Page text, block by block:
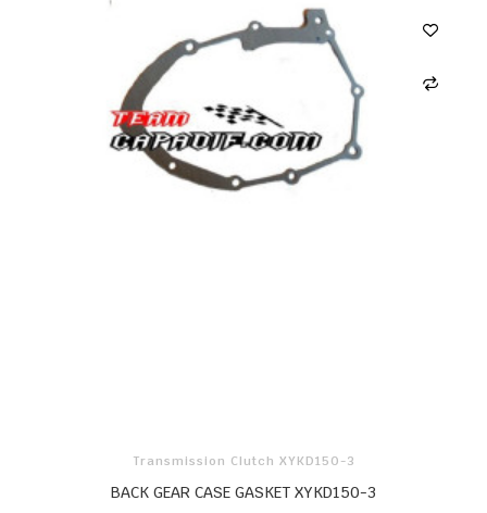
Transmission Clutch XYKD150-3
BACK GEAR CASE GASKET XYKD150-3